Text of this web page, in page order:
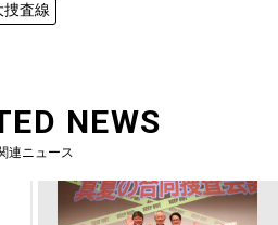
捜査線
NEWS
連ニュース